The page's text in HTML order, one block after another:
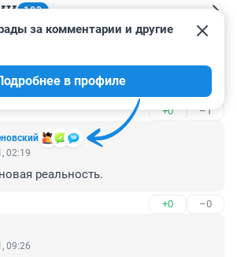
183
Впервые слышу.
+0 –1
за комментарии и другие
в профиле
02:19
реальность.
+0 –0
09:26